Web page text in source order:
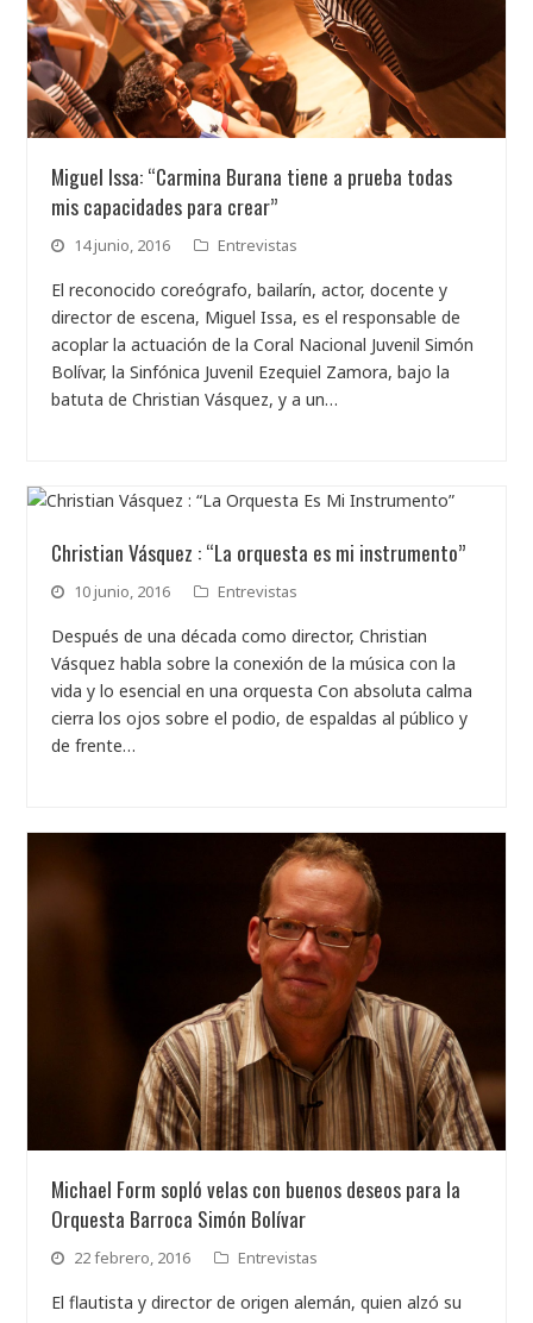
Miguel Issa: “Carmina Burana tiene a prueba todas
mis capacidades para crear”
14 junio, 2016 Entrevistas
El reconocido coreógrafo, bailarín, actor, docente y
director de escena, Miguel Issa, es el responsable de
acoplar la actuación de la Coral Nacional Juvenil Simón
Bolívar, la Sinfónica Juvenil Ezequiel Zamora, bajo la
batuta de Christian Vásquez, y a un…
Christian Vásquez : “La orquesta es mi instrumento”
10 junio, 2016 Entrevistas
Después de una década como director, Christian
Vásquez habla sobre la conexión de la música con la
vida y lo esencial en una orquesta Con absoluta calma
cierra los ojos sobre el podio, de espaldas al público y
de frente…
Michael Form sopló velas con buenos deseos para la
Orquesta Barroca Simón Bolívar
22 febrero, 2016 Entrevistas
El flautista y director de origen alemán, quien alzó su